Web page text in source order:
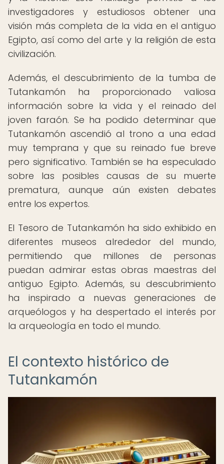
investigadores y estudiosos obtener una
visión más completa de la vida en el antiguo
Egipto, así como del arte y la religión de esta
civilización.
Además, el descubrimiento de la tumba de
Tutankamón ha proporcionado valiosa
información sobre la vida y el reinado del
joven faraón. Se ha podido determinar que
Tutankamón ascendió al trono a una edad
muy temprana y que su reinado fue breve
pero significativo. También se ha especulado
sobre las posibles causas de su muerte
prematura, aunque aún existen debates
entre los expertos.
El Tesoro de Tutankamón ha sido exhibido en
diferentes museos alrededor del mundo,
permitiendo que millones de personas
puedan admirar estas obras maestras del
antiguo Egipto. Además, su descubrimiento
ha inspirado a nuevas generaciones de
arqueólogos y ha despertado el interés por
la arqueología en todo el mundo.
El contexto histórico de
Tutankamón